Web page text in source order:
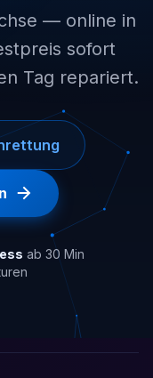
— online in
sofort
Tag repariert.
ab 30 Min